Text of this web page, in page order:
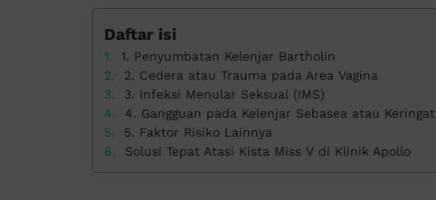
Daftar isi
1. Penyumbatan Kelenjar Bartholin
2. Cedera atau Trauma pada Area Vagina
3. Infeksi Menular Seksual (IMS)
4. Gangguan pada Kelenjar Sebasea atau Keringat
5. Faktor Risiko Lainnya
Solusi Tepat Atasi Kista Miss V di Klinik Apollo